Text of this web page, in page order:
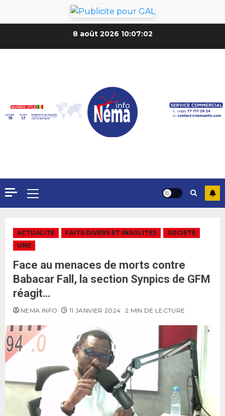
8 août 2026 10:07:04
ACTUALITE FAITS DIVERS ET INSOLITES
SOCIETE
UNE
Face au menaces de morts contre
Babacar Fall, la section Synpics de GFM
réagit…
NEMA INFO 11 JANVIER 2024 2 MIN DE LECTURE